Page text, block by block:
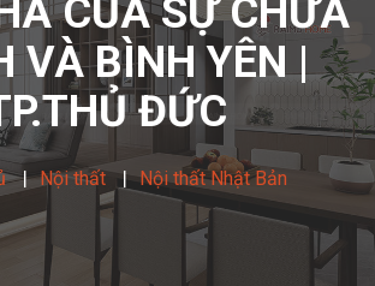
CỦA SỰ CHỮA
VÀ BÌNH YÊN |
ĐỨC
Nội thất Nội thất Nhật Bản